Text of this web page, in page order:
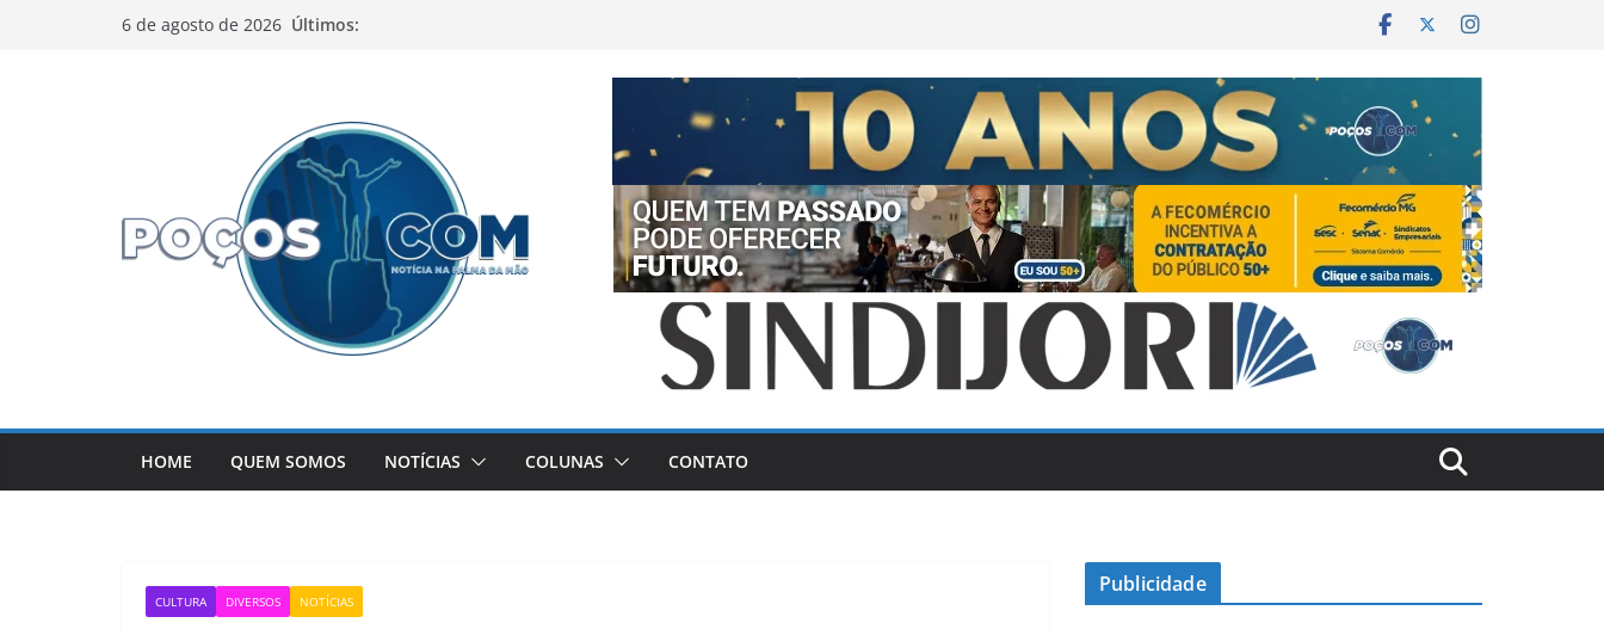
6 de agosto de 2026 Últimos:
HOME QUEM SOMOS NOTÍCIAS COLUNAS CONTATO
CULTURA DIVERSOS NOTÍCIAS
Publicidade